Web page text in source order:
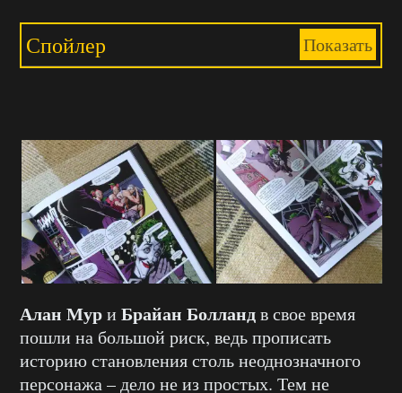
Спойлер Показать
Алан Мури Брайан Болландв свое время
пошли на большой риск, ведь прописать
историю становления столь неоднозначного
персонажа – дело не из простых. Тем не